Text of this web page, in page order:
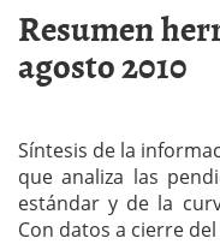
Resumen
agosto 2010
Síntesis de la
que analiza las
estándar y de la
Con datos a cierre